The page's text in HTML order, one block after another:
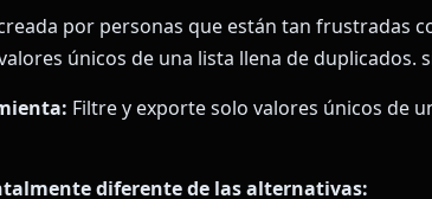
por personas que están tan frustradas
únicos de una lista llena de duplicados.
Filtre y exporte solo valores únicos de
diferente de las alternativas: